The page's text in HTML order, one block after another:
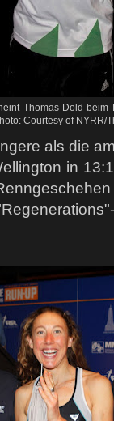
Thomas Dold
Courtesy of NYRR/
als die
in